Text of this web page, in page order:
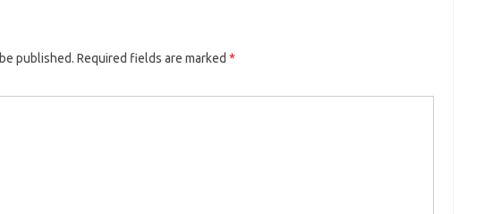
published. Required fields are marked *